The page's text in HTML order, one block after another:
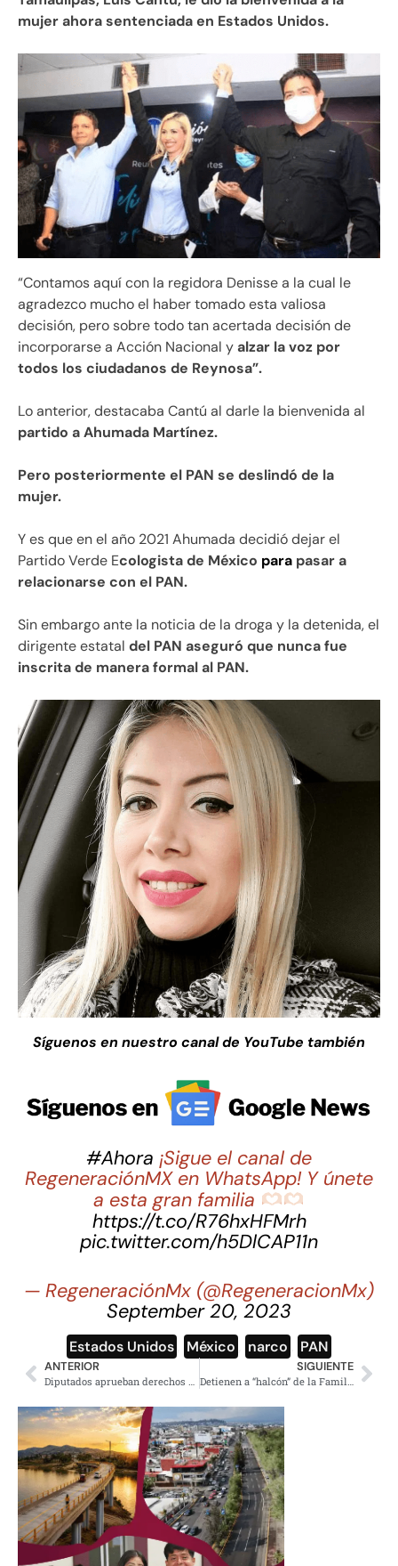
mujer ahora sentenciada en Estados Unidos.
“Contamos aquí con la regidora Denisse a la cual le
agradezco mucho el haber tomado esta valiosa
decisión, pero sobre todo tan acertada decisión de
incorporarse a Acción Nacional yalzar la voz por
todos los ciudadanos de Reynosa”.
Lo anterior, destacaba Cantú al darle la bienvenida al
partido a Ahumada Martínez.
Pero posteriormente el PAN se deslindó de la
mujer.
Y es que en el año 2021 Ahumada decidió dejar el
Partido Verde Ecologista de México para pasar a
relacionarse con el PAN.
Sin embargo ante la noticia de la droga y la detenida, el
dirigente estatal del PAN aseguró que nunca fue
inscrita de manera formal al PAN.
Síguenos en nuestro canal de YouTube también
#Ahora ¡Sigue el canal de
RegeneraciónMX en WhatsApp! Y únete
a esta gran familia
https://t.co/R76hxHFMrh
pic.twitter.com/h5DlCAP11n
— RegeneraciónMx (@RegeneracionMx)
September 20, 2023
Estados Unidos México narco PAN
ANTERIOR
Diputados aprueban derechos de pueblos originarios y afromexicanos
SIGUIENTE
Detienen a “halcón” de la Familia Michoacana en Tláhuac